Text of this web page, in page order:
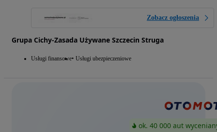
Zobacz ogłoszenia
Grupa Cichy-Zasada Używane Szczecin Struga
Usługi finansowe Usługi ubezpieczeniowe
ok. 40 000 aut